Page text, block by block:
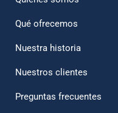
Qué ofrecemos
Nuestra historia
Nuestros clientes
Preguntas frecuentes